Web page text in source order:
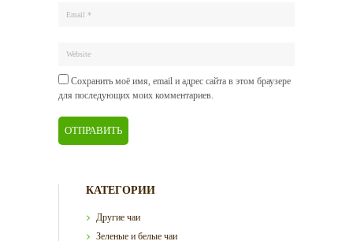
Сохранить моё имя, email и адрес сайта в этом браузере
для последующих моих комментариев.
КАТЕГОРИИ
Другие чаи
Зеленые и белые чаи